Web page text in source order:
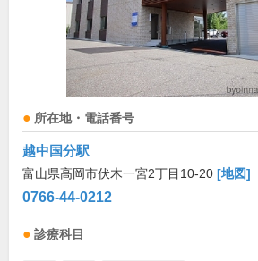
所在地・電話番号
越中国分駅
富山県高岡市伏木一宮2丁目10-20 [地図]
0766-44-0212
診療科目